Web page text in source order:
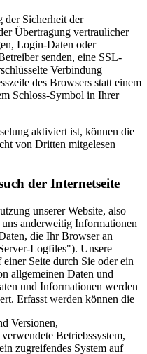
der Sicherheit der
Übertragung vertraulicher
Login-Daten oder
senden, eine SSL-
Verbindung
des Browsers statt einem
Schloss-Symbol in Ihrer
aktiviert ist, können die
von Dritten mitgelesen
der Internetseite
unserer Website, also
anderweitig Informationen
die Ihr Browser an
Logfiles"). Unsere
Seite durch Sie oder ein
allgemeinen Daten und
und Informationen werden
Erfasst werden können die
Versionen,
Betriebssystem,
zugreifendes System auf